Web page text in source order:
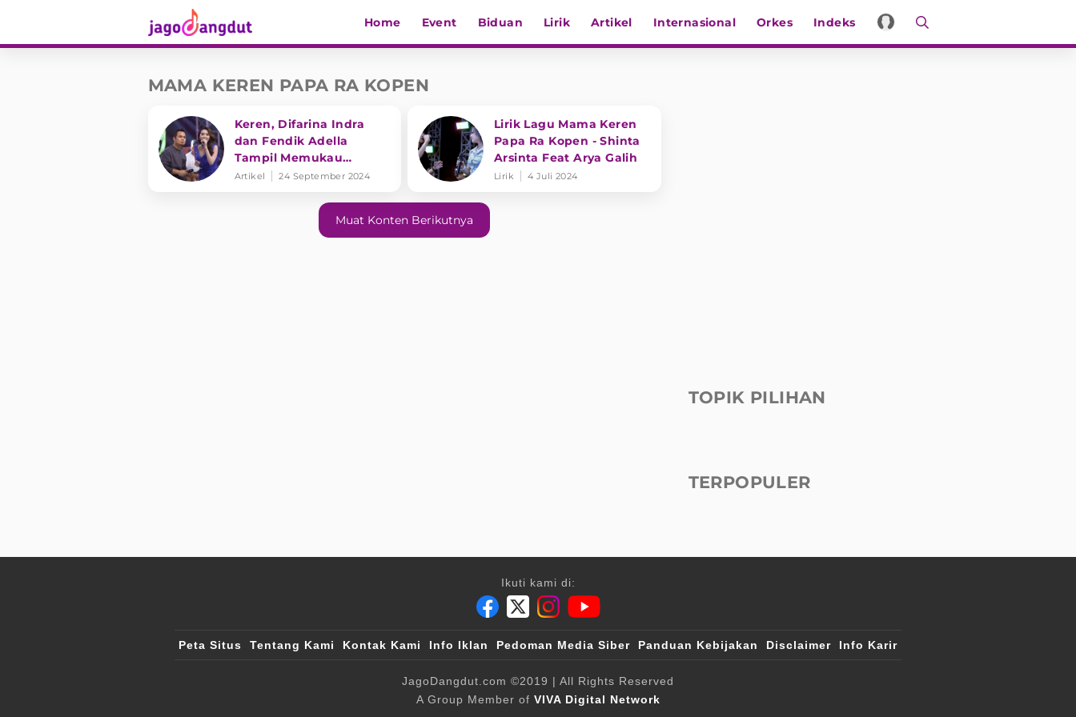
Home Event Biduan Lirik Artikel Internasional Orkes Indeks
MAMA KEREN PAPA RA KOPEN
Keren, Difarina Indra
dan Fendik Adella
Tampil Memukau
Bawakan Lagu "Mama
Artikel 24 September 2024
Lirik Lagu Mama Keren
Papa Ra Kopen - Shinta
Arsinta Feat Arya Galih
Lirik 4 Juli 2024
Muat Konten Berikutnya
TOPIK PILIHAN
TERPOPULER
Ikuti kami di:
Peta Situs Tentang Kami Kontak Kami Info Iklan Pedoman Media Siber Panduan Kebijakan Disclaimer Info Karir
JagoDangdut.com ©2019 | All Rights Reserved
A Group Member of VIVA Digital Network